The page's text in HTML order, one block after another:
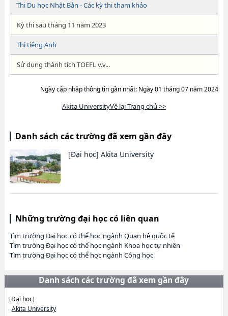
Thi Du học Nhật Bản - Các kỳ thi tham khảo
Kỳ thi sau tháng 11 năm 2023
Thi tiếng Anh
Sử dụng thành tích TOEFL v.v...
Ngày cập nhập thông tin gần nhất: Ngày 01 tháng 07 năm 2024
Akita UniversityVề lại Trang chủ >>
Danh sách các trường đã xem gần đây
[Đại học] Akita University
Những trường đại học có liên quan
Tìm trường Đại học có thể học ngành Quan hệ quốc tế
Tìm trường Đại học có thể học ngành Khoa học tự nhiên
Tìm trường Đại học có thể học ngành Công học
Danh sách các trường đã xem gần đây
[Đại học]
Akita University